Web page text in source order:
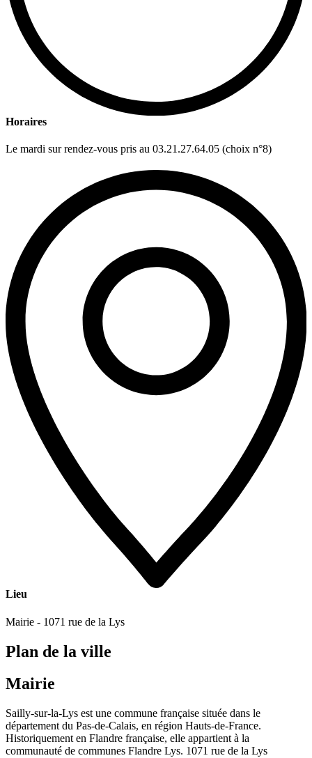
Horaires
Le mardi sur rendez-vous pris au 03.21.27.64.05 (choix n°8)
Lieu
Mairie - 1071 rue de la Lys
Plan de la ville
Mairie
Sailly-sur-la-Lys est une commune française située dans le
département du Pas-de-Calais, en région Hauts-de-France.
Historiquement en Flandre française, elle appartient à la
communauté de communes Flandre Lys. 1071 rue de la Lys